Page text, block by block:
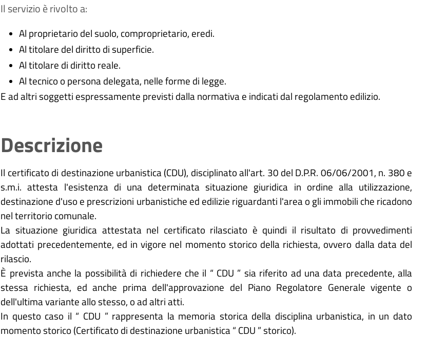
Il servizio è rivolto a:
Al proprietario del suolo, comproprietario, eredi.
Al titolare del diritto di superficie.
Al titolare di diritto reale.
Al tecnico o persona delegata, nelle forme di legge.
E ad altri soggetti espressamente previsti dalla normativa e indicati dal regolamento edilizio.
Descrizione
Il certificato di destinazione urbanistica (CDU), disciplinato all'art. 30 del D.P.R. 06/06/2001, n. 380 e
s.m.i. attesta l'esistenza di una determinata situazione giuridica in ordine alla utilizzazione,
destinazione d'uso e prescrizioni urbanistiche ed edilizie riguardanti l'area o gli immobili che ricadono
nel territorio comunale.
La situazione giuridica attestata nel certificato rilasciato è quindi il risultato di provvedimenti
adottati precedentemente, ed in vigore nel momento storico della richiesta, ovvero dalla data del
rilascio.
È prevista anche la possibilità di richiedere che il “ CDU ” sia riferito ad una data precedente, alla
stessa richiesta, ed anche prima dell'approvazione del Piano Regolatore Generale vigente o
dell'ultima variante allo stesso, o ad altri atti.
In questo caso il “ CDU ” rappresenta la memoria storica della disciplina urbanistica, in un dato
momento storico (Certificato di destinazione urbanistica “ CDU ” storico).